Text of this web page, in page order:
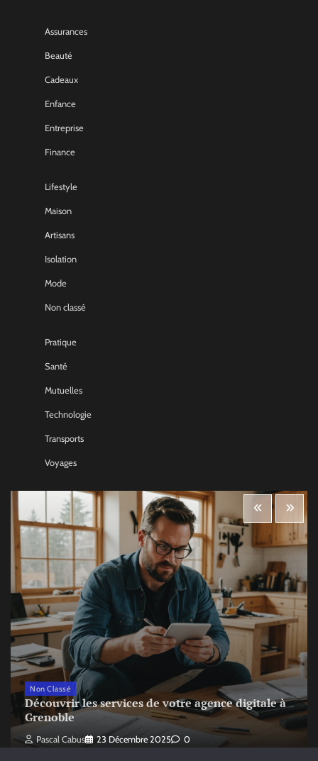
Assurances
Beauté
Cadeaux
Enfance
Entreprise
Finance
Lifestyle
Maison
Artisans
Isolation
Mode
Non classé
Pratique
Santé
Mutuelles
Technologie
Transports
Voyages
Non Classé
Découvrir les services de votre agence digitale à
Grenoble
Pascal Cabus 23 Décembre 2025 0